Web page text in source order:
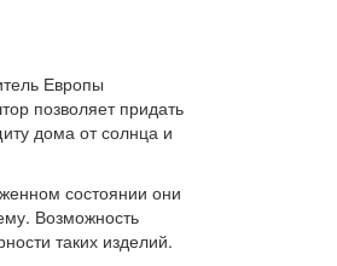
Европы
позволяет придать
дома от солнца и
состоянии они
Возможность
таких изделий.